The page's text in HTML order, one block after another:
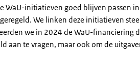
WaU-initiatieven goed blijven passen
We linken deze initiatieven
we in 2024 de WaU-financiering
aan te vragen, maar ook om de